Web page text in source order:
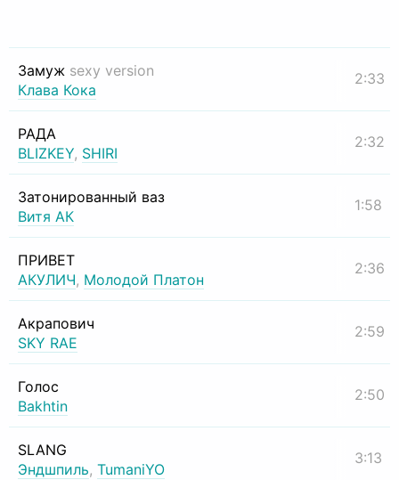
Замуж sexy version
Клава Кока
2:33
РАДА
BLIZKEY, SHIRI
2:32
Затонированный ваз
Витя АК
1:58
ПРИВЕТ
АКУЛИЧ, Молодой Платон
2:36
Акрапович
SKY RAE
2:59
Голос
Bakhtin
2:50
SLANG
Эндшпиль, TumaniYO
3:13